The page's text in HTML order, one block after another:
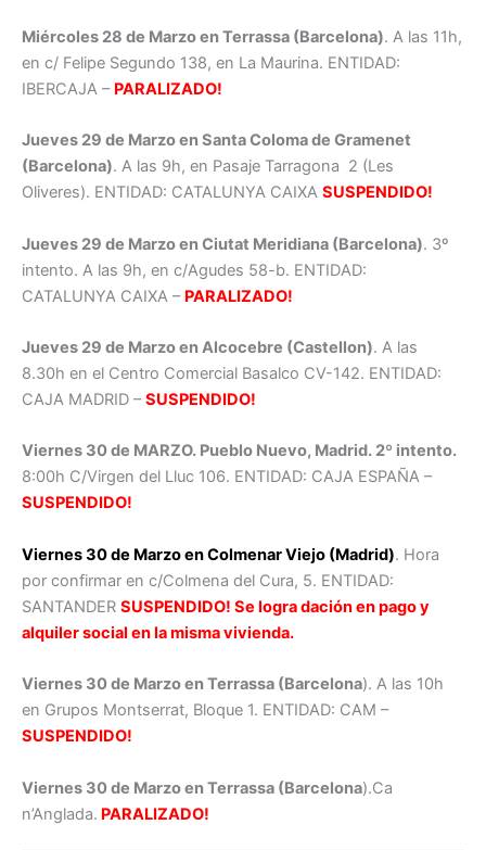
Miércoles 28 de Marzo en Terrassa (Barcelona). A las 11h,
en c/ Felipe Segundo 138, en La Maurina. ENTIDAD:
IBERCAJA – PARALIZADO!
Jueves 29 de Marzo en Santa Coloma de Gramenet
(Barcelona). A las 9h, en Pasaje Tarragona 2 (Les
Oliveres). ENTIDAD: CATALUNYA CAIXA SUSPENDIDO!
Jueves 29 de Marzo en Ciutat Meridiana (Barcelona). 3º
intento. A las 9h, en c/Agudes 58-b. ENTIDAD:
CATALUNYA CAIXA – PARALIZADO!
Jueves 29 de Marzo en Alcocebre (Castellon). A las
8.30h en el Centro Comercial Basalco CV-142. ENTIDAD:
CAJA MADRID –SUSPENDIDO!
Viernes 30 de MARZO. Pueblo Nuevo, Madrid. 2º intento.
8:00h C/Virgen del Lluc 106. ENTIDAD: CAJA ESPAÑA –
SUSPENDIDO!
Viernes 30 de Marzo en Colmenar Viejo (Madrid). Hora
por confirmar en c/Colmena del Cura, 5. ENTIDAD:
SANTANDER SUSPENDIDO! Se logra dación en pago y
alquiler social en la misma vivienda.
Viernes 30 de Marzo en Terrassa (Barcelona). A las 10h
en Grupos Montserrat, Bloque 1. ENTIDAD: CAM –
SUSPENDIDO!
Viernes 30 de Marzo en Terrassa (Barcelona).Ca
n’Anglada. PARALIZADO!